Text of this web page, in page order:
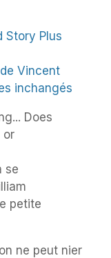
Vincent
inchangés
se
petite
ne peut nier